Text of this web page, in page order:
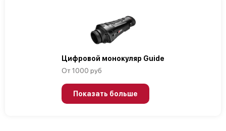
Цифровой монокуляр Guide
От 1000 руб
Показать больше